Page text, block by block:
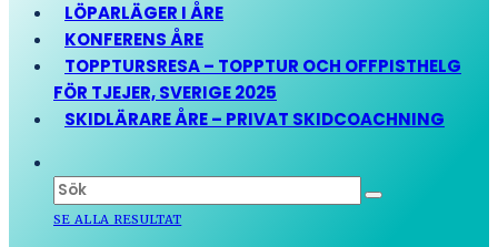
LÖPARLÄGER I ÅRE
KONFERENS ÅRE
TOPPTURSRESA – TOPPTUR OCH OFFPISTHELG
FÖR TJEJER, SVERIGE 2025
SKIDLÄRARE ÅRE – PRIVAT SKIDCOACHNING
SE ALLA RESULTAT